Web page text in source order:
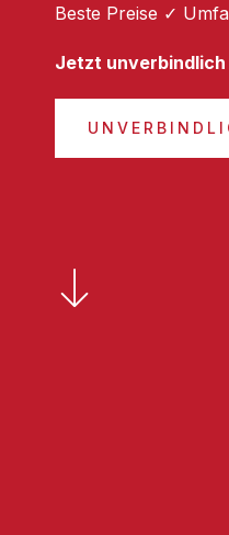
Beste Preise ✓
Jetzt